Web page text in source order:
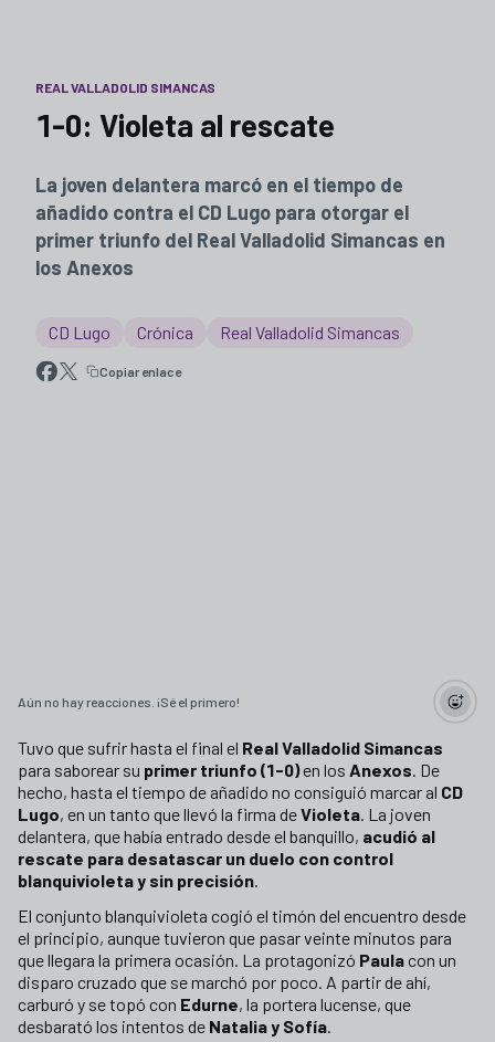
REAL VALLADOLID SIMANCAS
1-0: Violeta al rescate
La joven delantera marcó en el tiempo de
añadido contra el CD Lugo para otorgar el
primer triunfo del Real Valladolid Simancas en
los Anexos
CD Lugo Crónica Real Valladolid Simancas
Copiar enlace
Aún no hay reacciones. ¡Sé el primero!
Tuvo que sufrir hasta el final el Real Valladolid Simancas
para saborear su primer triunfo (1-0)en los Anexos. De
hecho, hasta el tiempo de añadido no consiguió marcar al CD
Lugo, en un tanto que llevó la firma deVioleta. La joven
delantera, que había entrado desde el banquillo, acudió al
rescate para desatascar un duelo con control
blanquivioleta y sin precisión.
El conjunto blanquivioleta cogió el timón del encuentro desde
el principio, aunque tuvieron que pasar veinte minutos para
que llegara la primera ocasión. La protagonizó Paulacon un
disparo cruzado que se marchó por poco. A partir de ahí,
carburó y se topó con Edurne, la portera lucense, que
desbarató los intentos de Natalia y Sofía.